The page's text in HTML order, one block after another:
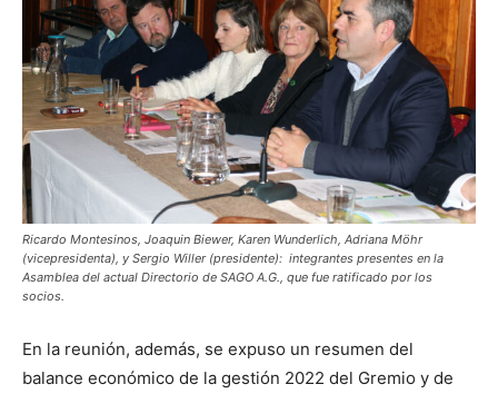
Ricardo Montesinos, Joaquin Biewer, Karen Wunderlich, Adriana Möhr
(vicepresidenta), y Sergio Willer (presidente): integrantes presentes en la
Asamblea del actual Directorio de SAGO A.G., que fue ratificado por los
socios.
En la reunión, además, se expuso un resumen del
balance económico de la gestión 2022 del Gremio y de